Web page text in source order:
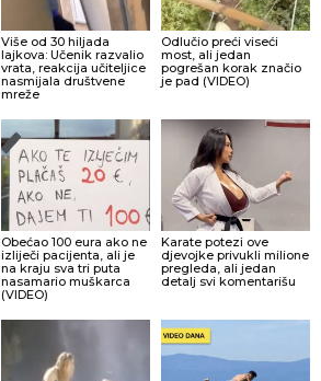
Više od 30 hiljada
lajkova: Učenik razvalio
vrata, reakcija učiteljice
nasmijala društvene
mreže
Odlučio preći viseći
most, ali jedan
pogrešan korak značio
je pad (VIDEO)
Obećao 100 eura ako ne
izliječi pacijenta, ali je
na kraju sva tri puta
nasamario muškarca
(VIDEO)
Karate potezi ove
djevojke privukli milione
pregleda, ali jedan
detalj svi komentarišu